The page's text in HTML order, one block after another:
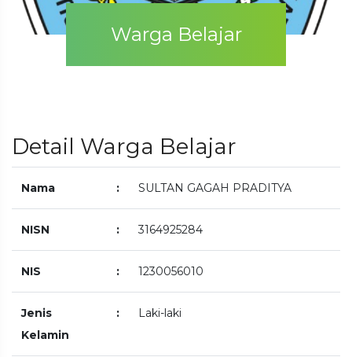
Warga Belajar
Detail Warga Belajar
Nama : SULTAN GAGAH PRADITYA
NISN : 3164925284
NIS : 1230056010
Jenis
Kelamin
: Laki-laki